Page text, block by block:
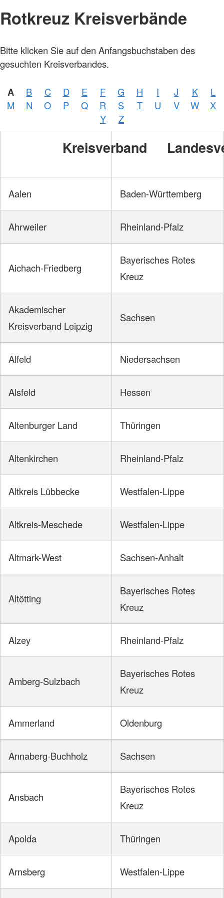
Rotkreuz Kreisverbände
Bitte klicken Sie auf den Anfangsbuchstaben des
gesuchten Kreisverbandes.
A B C D E F G H I J K
L
M
N O P Q R S T U V W
X
Y
Z
Kreisverband
Aalen Baden-Württemberg
Ahrweiler Rheinland-Pfalz
Aichach-Friedberg
Bayerisches Rotes
Kreuz
Akademischer
Kreisverband Leipzig
Sachsen
Alfeld Niedersachsen
Alsfeld Hessen
Altenburger Land Thüringen
Altenkirchen Rheinland-Pfalz
Altkreis Lübbecke Westfalen-Lippe
Altkreis-Meschede Westfalen-Lippe
Altmark-West Sachsen-Anhalt
Altötting
Bayerisches Rotes
Kreuz
Alzey Rheinland-Pfalz
Amberg-Sulzbach
Bayerisches Rotes
Kreuz
Ammerland Oldenburg
Annaberg-Buchholz Sachsen
Ansbach
Bayerisches Rotes
Kreuz
Apolda Thüringen
Arnsberg Westfalen-Lippe